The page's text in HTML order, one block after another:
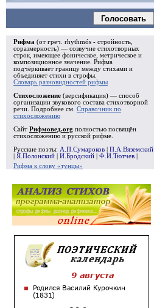
Голосовать
Рифма (от греч. rhythmós - стройность,
соразмерность) — созвучие стихотворных
строк, имеющее фоническое, метрическое и
композиционное значение. Рифма
подчёркивает границу между стихами и
объединяет стихи в строфы
Словарь разновидностей рифмы
Стихосложение (версификация) — способ
организации звукового состава стихотворной
речи. Подробнее см. Справочник по
стихосложению
Сайт Рифмовед.org полностью посвящён
стихосложению и русской рифме.
Русские поэты: А.П.Сумароков
П.А.Вяземский
Я.Полонский И.Бродский Ф.И.Тютчев
Рифма к слову «тунцы»